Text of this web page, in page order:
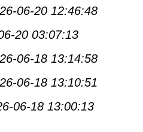
06-20 12:46:48
20 03:07:13
06-18 13:14:58
06-18 13:10:51
06-18 13:00:13